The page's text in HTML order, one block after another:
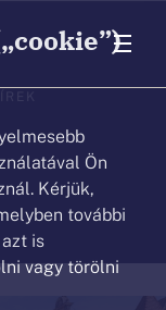
Ön
Kérjük,
további
is
vagy törölni